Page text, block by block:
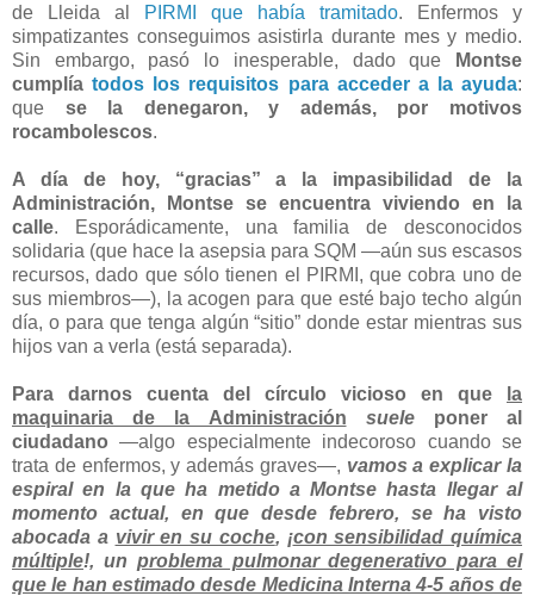
de Lleida al
PIRMI que había tramitado. Enfermos y
simpatizantes conseguimos asistirla durante mes y medio.
Sin embargo, pasó lo inesperable, dado que
Montse
cumplíatodos los requisitos para acceder a la ayuda:
que se la denegaron, y además, por motivos
rocambolescos.
A día de hoy, “gracias” a la impasibilidad de la
Administración, Montse se encuentra viviendo en la
calle. Esporádicamente, una familia de desconocidos
solidaria (que hace la asepsia para SQM —aún sus escasos
recursos, dado que sólo tienen el PIRMI, que cobra uno de
sus miembros—), la acogen para que esté bajo techo algún
día, o para que tenga algún “sitio” donde estar mientras sus
hijos van a verla (está separada).
Para darnos cuenta del círculo vicioso en que
la
maquinaria de la Administración
sueleponer al
ciudadano —algo especialmente indecoroso cuando se
trata de enfermos, y además graves—, vamos a explicar la
espiral en la que ha metido a Montse hasta llegar al
momento actual, en que desde febrero, se ha visto
abocada a vivir en su coche, ¡con sensibilidad química
múltiple!, un problema pulmonar degenerativo para el
que le han estimado desde Medicina Interna 4-5 años de